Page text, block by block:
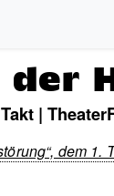
der
|
dem 1.